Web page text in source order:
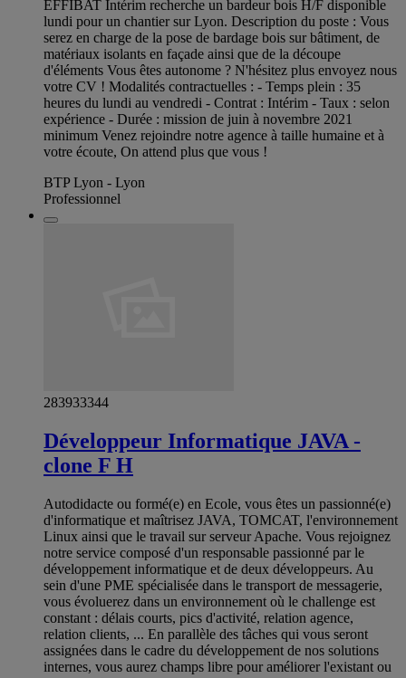
EFFIBAT Intérim recherche un bardeur bois H/F disponible
lundi pour un chantier sur Lyon. Description du poste : Vous
serez en charge de la pose de bardage bois sur bâtiment, de
matériaux isolants en façade ainsi que de la découpe
d'éléments Vous êtes autonome ? N'hésitez plus envoyez nous
votre CV ! Modalités contractuelles : - Temps plein : 35
heures du lundi au vendredi - Contrat : Intérim - Taux : selon
expérience - Durée : mission de juin à novembre 2021
minimum Venez rejoindre notre agence à taille humaine et à
votre écoute, On attend plus que vous !
BTP Lyon - Lyon
Professionnel
283933344
Développeur Informatique JAVA -
clone F H
Autodidacte ou formé(e) en Ecole, vous êtes un passionné(e)
d'informatique et maîtrisez JAVA, TOMCAT, l'environnement
Linux ainsi que le travail sur serveur Apache. Vous rejoignez
notre service composé d'un responsable passionné par le
développement informatique et de deux développeurs. Au
sein d'une PME spécialisée dans le transport de messagerie,
vous évoluerez dans un environnement où le challenge est
constant : délais courts, pics d'activité, relation agence,
relation clients, ... En parallèle des tâches qui vous seront
assignées dans le cadre du développement de nos solutions
internes, vous aurez champs libre pour améliorer l'existant ou